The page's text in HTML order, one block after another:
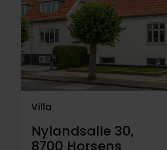
Villa
Nylandsalle 30,
8700 Horsens